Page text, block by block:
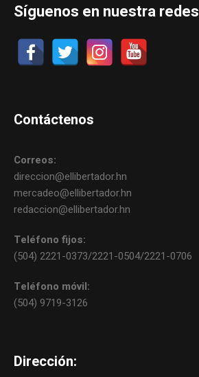
Síguenos en nuestra redes
Contáctenos
Correos:
direccion@ellibertador.hn
mercadeo@ellibertador.hn
redaccion@ellibertador.hn
Teléfono fijos:
(504) 2221-0373/2221-0504/2221-0706
Teléfono móvil:
(504) 9719-3126
Dirección: